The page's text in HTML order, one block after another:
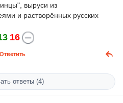
выруси из
и растворённых русских
16
Ответить
ответы (4)